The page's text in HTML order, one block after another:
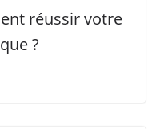
réussir votre
?